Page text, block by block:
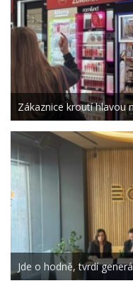
Zákaznice kroutí hlavou
Jde o hodně, tvrdí